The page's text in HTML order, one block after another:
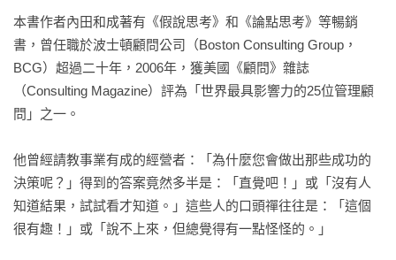
本書作者內田和成著有《假說思考》和《論點思考》等暢銷
書，曾任職於波士頓顧問公司（Boston Consulting Group，
BCG）超過二十年，2006年，獲美國《顧問》雜誌
（Consulting Magazine）評為「世界最具影響力的25位管理顧
問」之一。
他曾經請教事業有成的經營者：「為什麼您會做出那些成功的
決策呢？」得到的答案竟然多半是：「直覺吧！」或「沒有人
知道結果，試試看才知道。」這些人的口頭禪往往是：「這個
很有趣！」或「說不上來，但總覺得有一點怪怪的。」